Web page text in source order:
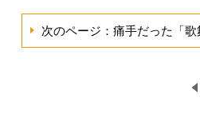
次のページ：痛手だった「